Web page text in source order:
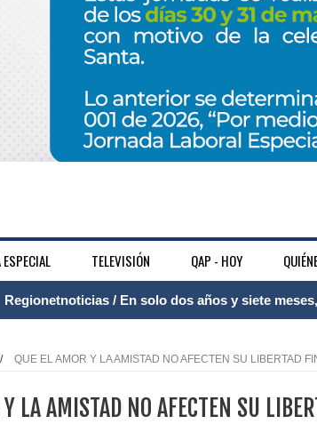
ESPECIAL TELEVISIÓN QAP - HOY
Regionetnoticias / El Aeropuerto Internacional
Regionetnoticias / Caldas fortalece el
/ QUE EL AMOR Y LA AMISTAD NO AFECTEN SU LIBERTAD
LA AMISTAD NO AFECTEN SU